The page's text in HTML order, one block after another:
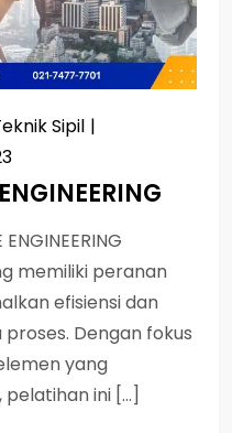
Sipil
ENGINEERING
memiliki peranan
efisiensi dan
Dengan fokus
yang
ini […]